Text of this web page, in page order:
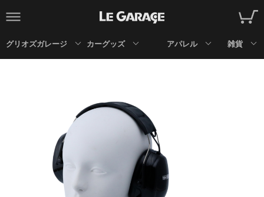
グリオズガレージ カーグッズ アパレル 雑貨